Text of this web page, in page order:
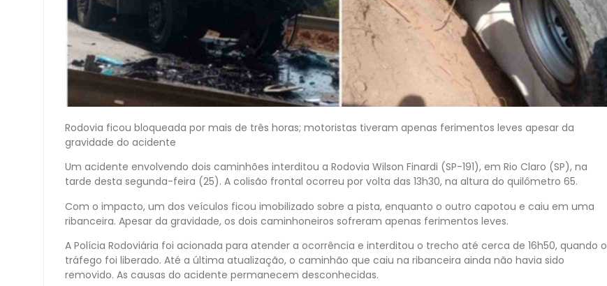
Rodovia ficou bloqueada por mais de três horas; motoristas tiveram apenas ferimentos leves apesar da
gravidade do acidente
Um acidente envolvendo dois caminhões interditou a Rodovia Wilson Finardi (SP-191), em Rio Claro (SP), na
tarde desta segunda-feira (25). A colisão frontal ocorreu por volta das 13h30, na altura do quilômetro 65.
Com o impacto, um dos veículos ficou imobilizado sobre a pista, enquanto o outro capotou e caiu em uma
ribanceira. Apesar da gravidade, os dois caminhoneiros sofreram apenas ferimentos leves.
A Polícia Rodoviária foi acionada para atender a ocorrência e interditou o trecho até cerca de 16h50, quando o
tráfego foi liberado. Até a última atualização, o caminhão que caiu na ribanceira ainda não havia sido
removido. As causas do acidente permanecem desconhecidas.